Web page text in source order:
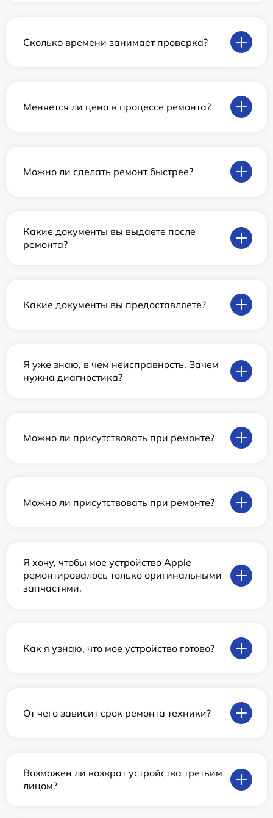
Сколько времени занимает проверка?
Меняется ли цена в процессе ремонта?
Можно ли сделать ремонт быстрее?
Какие документы вы выдаете после
ремонта?
Какие документы вы предоставляете?
Я уже знаю, в чем неисправность. Зачем
нужна диагностика?
Можно ли присутствовать при ремонте?
Можно ли присутствовать при ремонте?
Я хочу, чтобы мое устройство Apple
ремонтировалось только оригинальными
запчастями.
Как я узнаю, что мое устройство готово?
От чего зависит срок ремонта техники?
Возможен ли возврат устройства третьим
лицом?